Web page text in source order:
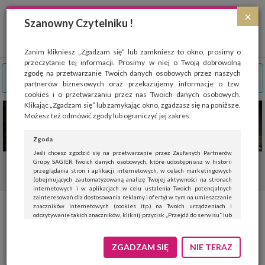
×
Szanowny Czytelniku !
Zanim klikniesz „Zgadzam się” lub zamkniesz to okno, prosimy o
przeczytanie tej informacji. Prosimy w niej o Twoją dobrowolną
zgodę na przetwarzanie Twoich danych osobowych przez naszych
partnerów biznesowych oraz przekazujemy informacje o tzw.
cookies i o przetwarzaniu przez nas Twoich danych osobowych.
Klikając „Zgadzam się” lub zamykając okno, zgadzasz się na poniższe.
Możesz też odmówić zgody lub ograniczyć jej zakres.
Zgoda
Jeśli chcesz zgodzić się na przetwarzanie przez Zaufanych Partnerów
Grupy SAGIER Twoich danych osobowych, które udostępniasz w historii
przeglądania stron i aplikacji internetowych, w celach marketingowych
(obejmujących zautomatyzowaną analizę Twojej aktywności na stronach
internetowych i w aplikacjach w celu ustalenia Twoich potencjalnych
zainteresowań dla dostosowania reklamy i oferty) w tym na umieszczanie
znaczników internetowych (cookies itp.) na Twoich urządzeniach i
odczytywanie takich znaczników, kliknij przycisk „Przejdź do serwisu” lub
Jeśli nie chcesz wyrazić zgody, kliknij „Nie teraz”.
Wyrażenie zgody jest dobrowolne. Możesz edytować zakres zgody, w tym
ZGADZAM SIĘ NIE TERAZ
Strona wykorzystuje pliki cookies, które służą głównie do celów statystycznych.
Wyrażając zgodę na używanie 'cookies', zezwalasz na zapisanie ich w pamięci
przeglądarki. Przejdź do
polityki cookies
Darmowe szczepienia
przeciwko pneumokokom w
przychodniach w Rzeszowie i